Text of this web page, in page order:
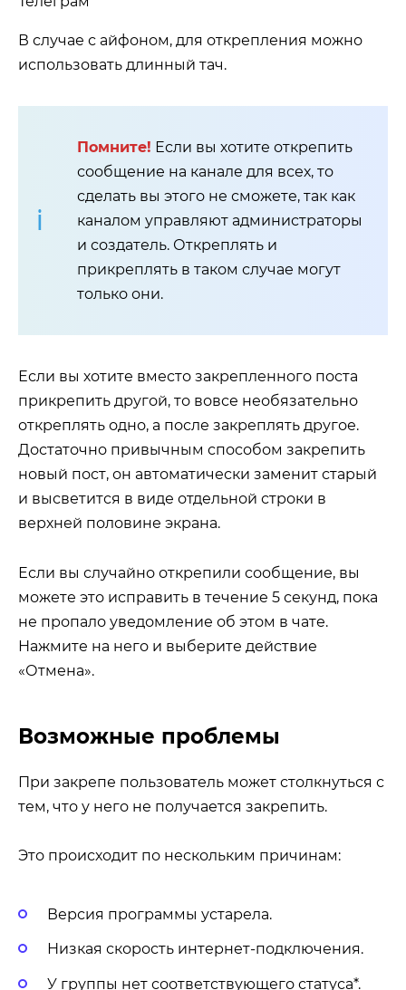
В случае с айфоном, для открепления можно
использовать длинный тач.
Помните! Если вы хотите открепить
сообщение на канале для всех, то
сделать вы этого не сможете, так как
каналом управляют администраторы
и создатель. Откреплять и
прикреплять в таком случае могут
только они.
Если вы хотите вместо закрепленного поста
прикрепить другой, то вовсе необязательно
откреплять одно, а после закреплять другое.
Достаточно привычным способом закрепить
новый пост, он автоматически заменит старый
и высветится в виде отдельной строки в
верхней половине экрана.
Если вы случайно открепили сообщение, вы
можете это исправить в течение 5 секунд, пока
не пропало уведомление об этом в чате.
Нажмите на него и выберите действие
«Отмена».
Возможные проблемы
При закрепе пользователь может столкнуться с
тем, что у него не получается закрепить.
Это происходит по нескольким причинам:
Версия программы устарела.
Низкая скорость интернет-подключения.
У группы нет соответствующего статуса*.